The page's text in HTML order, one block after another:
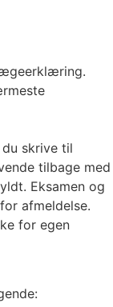
skrive til
tilbage med
Eksamen og
afmeldelse.
for egen